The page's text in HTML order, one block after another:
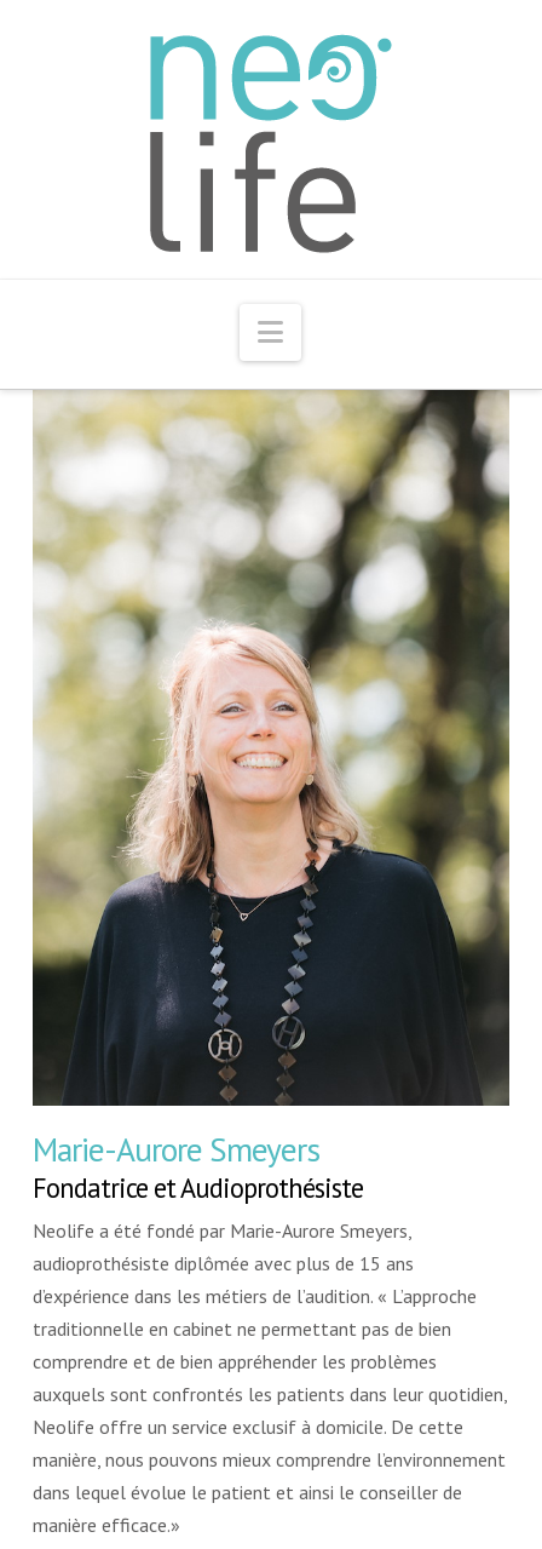
Navigation
Marie-Aurore Smeyers
Fondatrice et Audioprothésiste
Neolife a été fondé par Marie-Aurore Smeyers,
audioprothésiste diplômée avec plus de 15 ans
d’expérience dans les métiers de l’audition. « L’approche
traditionnelle en cabinet ne permettant pas de bien
comprendre et de bien appréhender les problèmes
auxquels sont confrontés les patients dans leur quotidien,
Neolife offre un service exclusif à domicile. De cette
manière, nous pouvons mieux comprendre l’environnement
dans lequel évolue le patient et ainsi le conseiller de
manière efficace.»